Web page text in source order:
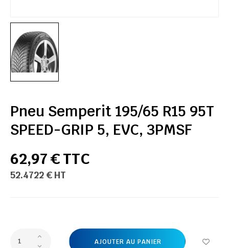
Pneu Semperit 195/65 R15 95T
SPEED-GRIP 5, EVC, 3PMSF
62,97 € TTC
52.4722 € HT
AJOUTER AU PANIER